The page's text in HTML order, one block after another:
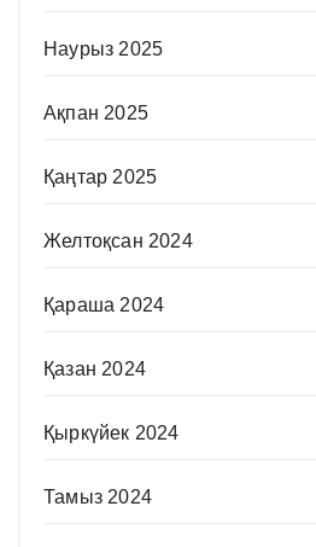
Наурыз 2025
Ақпан 2025
Қаңтар 2025
Желтоқсан 2024
Қараша 2024
Қазан 2024
Қыркүйек 2024
Тамыз 2024